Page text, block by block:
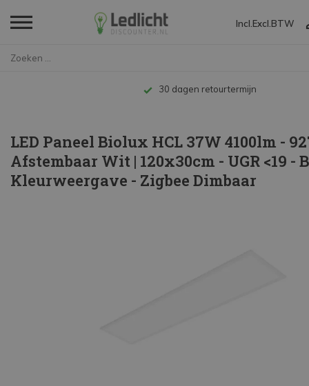
Incl. Excl. BTW
LED Paneel Biolux HCL 37W 4100lm -
Afstembaar Wit | 120x30cm - UGR <19 -
Kleurweergave - Zigbee Dimbaar